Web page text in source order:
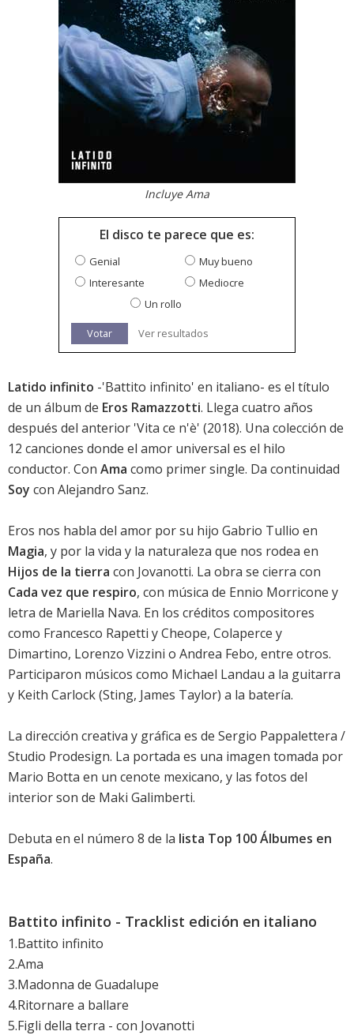
Incluye Ama
El disco te parece que es:
Genial
Muy bueno
Interesante
Mediocre
Un rollo
Votar Ver resultados
Latido infinito -'Battito infinito' en italiano- es el título
de un álbum de Eros Ramazzotti. Llega cuatro años
después del anterior 'Vita ce n'è' (2018). Una colección de
12 canciones donde el amor universal es el hilo
conductor. Con Ama como primer single. Da continuidad
Soy con Alejandro Sanz.
Eros nos habla del amor por su hijo Gabrio Tullio en
Magia, y por la vida y la naturaleza que nos rodea en
Hijos de la tierra con Jovanotti. La obra se cierra con
Cada vez que respiro, con música de Ennio Morricone y
letra de Mariella Nava. En los créditos compositores
como Francesco Rapetti y Cheope, Colaperce y
Dimartino, Lorenzo Vizzini o Andrea Febo, entre otros.
Participaron músicos como Michael Landau a la guitarra
y Keith Carlock (Sting, James Taylor) a la batería.
La dirección creativa y gráfica es de Sergio Pappalettera /
Studio Prodesign. La portada es una imagen tomada por
Mario Botta en un cenote mexicano, y las fotos del
interior son de Maki Galimberti.
Debuta en el número 8 de la lista Top 100 Álbumes en
España.
Battito infinito - Tracklist edición en italiano
1.Battito infinito
2.Ama
3.Madonna de Guadalupe
4.Ritornare a ballare
5.Figli della terra - con Jovanotti